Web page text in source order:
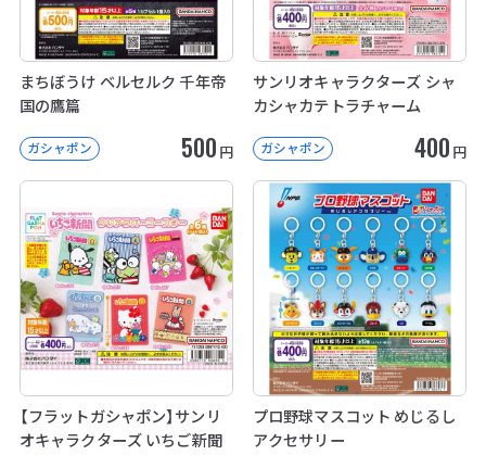
まちぼうけ ベルセルク 千年帝
国の鷹篇
ガシャポン 500 円
サンリオキャラクターズ シャ
カシャカテトラチャーム
ガシャポン 400 円
【フラットガシャポン】サンリ
オキャラクターズ いちご新聞
プロ野球マスコット めじるし
アクセサリー